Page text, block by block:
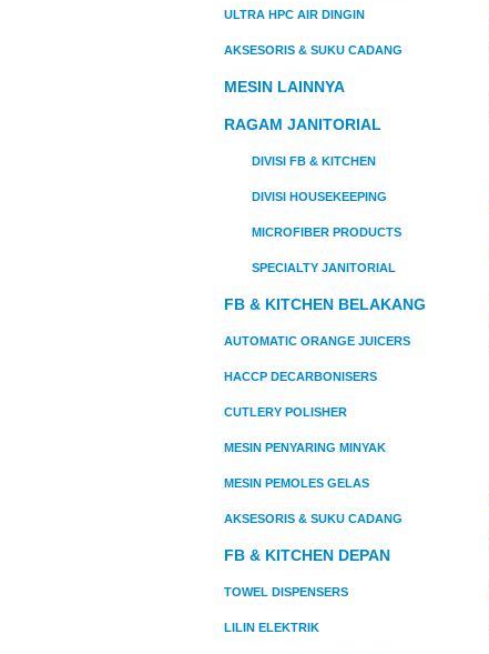
ULTRA HPC AIR DINGIN
AKSESORIS & SUKU CADANG
MESIN LAINNYA
RAGAM JANITORIAL
DIVISI FB & KITCHEN
DIVISI HOUSEKEEPING
MICROFIBER PRODUCTS
SPECIALTY JANITORIAL
FB & KITCHEN BELAKANG
AUTOMATIC ORANGE JUICERS
HACCP DECARBONISERS
CUTLERY POLISHER
MESIN PENYARING MINYAK
MESIN PEMOLES GELAS
AKSESORIS & SUKU CADANG
FB & KITCHEN DEPAN
TOWEL DISPENSERS
LILIN ELEKTRIK